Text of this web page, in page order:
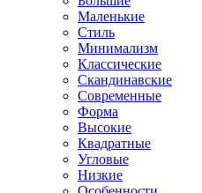
Маленькие
Стиль
Минимализм
Классические
Скандинавские
Современные
Форма
Высокие
Квадратные
Угловые
Низкие